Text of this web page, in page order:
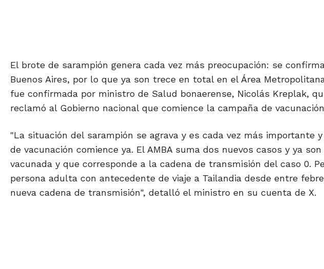
El brote de sarampión genera cada vez más preocupación: se
Buenos Aires, por lo que ya son trece en total en el Área
fue confirmada por ministro de Salud bonaerense, Nicolás Kreplak,
reclamó al Gobierno nacional que comience la campaña de
"La situación del sarampión se agrava y es cada vez más importante
de vacunación comience ya. El AMBA suma dos nuevos casos y ya
vacunada y que corresponde a la cadena de transmisión del caso 0.
persona adulta con antecedente de viaje a Tailandia desde entre
nueva cadena de transmisión", detalló el ministro en su cuenta de X.